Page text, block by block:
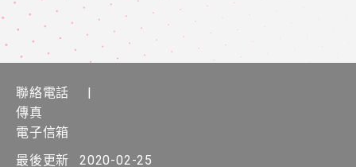
聯絡電話
|
傳真
電子信箱
最後更新
2020-02-25